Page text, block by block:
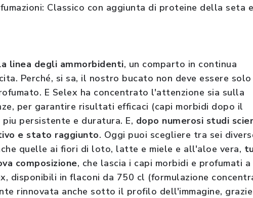
Classico con aggiunta di proteine della seta
linea degli ammorbidenti, un comparto in continua
Perché, si sa, il nostro bucato non deve essere solo
E Selex ha concentrato l'attenzione sia sulla
per garantire risultati efficaci (capi morbidi dopo il
persistente e duratura. E, dopo numerosi studi
e stato raggiunto. Oggi puoi scegliere tra sei
quelle ai fiori di loto, latte e miele e all'aloe vera,
composizione, che lascia i capi morbidi e profumati
disponibili in flaconi da 750 cl (formulazione
rinnovata anche sotto il profilo dell'immagine, grazie